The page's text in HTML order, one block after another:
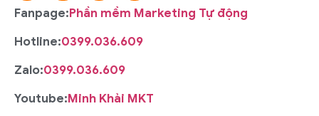
Fanpage:Phần mềm Marketing Tự động
Hotline:0399.036.609
Zalo:0399.036.609
Youtube:Minh Khải MKT